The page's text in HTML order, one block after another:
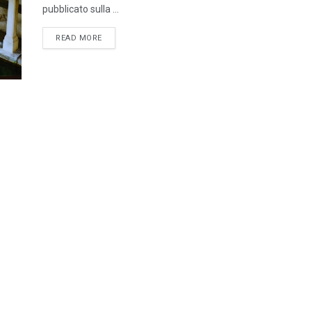
pubblicato sulla ...
READ MOREDETAILS